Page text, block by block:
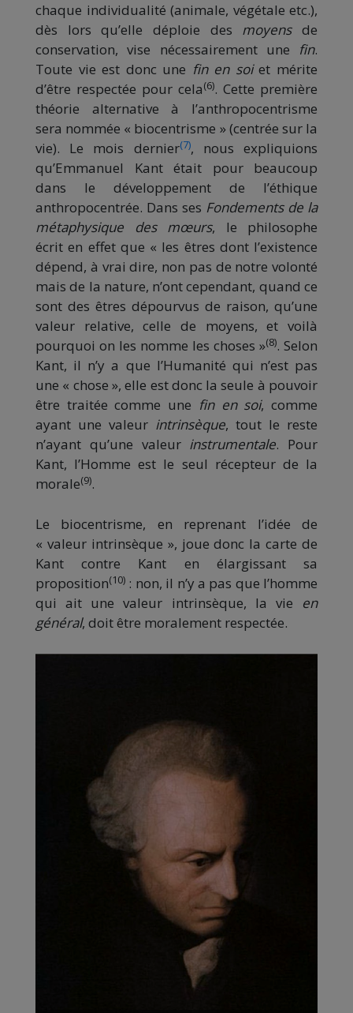
chaque individualité (animale, végétale etc.),
dès lors qu’elle déploie des moyensde
conservation, vise nécessairement une fin.
Toute vie est donc une fin en soiet mérite
d’être respectée pour cela(6). Cette première
théorie alternative à l’anthropocentrisme
sera nommée « biocentrisme » (centrée sur la
vie). Le mois dernier(7), nous expliquions
qu’Emmanuel Kant était pour beaucoup
dans le développement de l’éthique
anthropocentrée. Dans ses Fondements de la
métaphysique des mœurs, le philosophe
écrit en effet que « les êtres dont l’existence
dépend, à vrai dire, non pas de notre volonté
mais de la nature, n’ont cependant, quand ce
sont des êtres dépourvus de raison, qu’une
valeur relative, celle de moyens, et voilà
pourquoi on les nomme les choses »(8). Selon
Kant, il n’y a que l’Humanité qui n’est pas
une « chose », elle est donc la seule à pouvoir
être traitée comme une fin en soi, comme
ayant une valeur intrinsèque, tout le reste
n’ayant qu’une valeur instrumentale. Pour
Kant, l’Homme est le seul récepteur de la
morale(9).
Le biocentrisme, en reprenant l’idée de
« valeur intrinsèque », joue donc la carte de
Kant contre Kant en élargissant sa
proposition(10) : non, il n’y a pas que l’homme
qui ait une valeur intrinsèque, la vie en
général, doit être moralement respectée.